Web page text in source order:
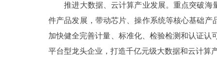
推进大数据、云计算产业发展。重点突破海
件产品发展，带动芯片、操作系统等核心基础
加快健全完善计量、标准化、检验检测和认证
平台型龙头企业，打造千亿元级大数据和云计算